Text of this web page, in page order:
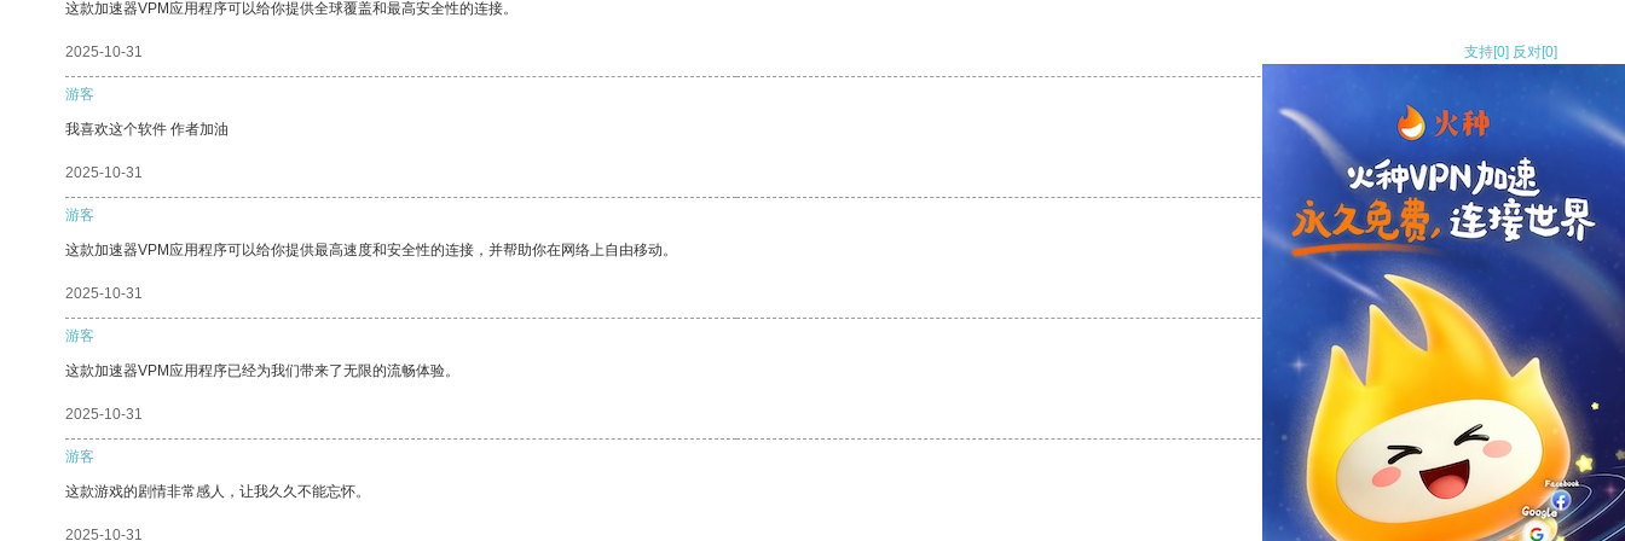
这款加速器VPM应用程序可以给你提供全球覆盖和最高安全性的连接。
2025-10-31 支持[0] 反对[0]
游客
我喜欢这个软件 作者加油
2025-10-31 支持[0] 反对
游客
这款加速器VPM应用程序可以给你提供最高速度和安全性的连接，并帮助你在网络上自由移动。
2025-10-31 支持
游客
这款加速器VPM应用程序已经为我们带来了无限的流畅体验。
2025-10-31 反对 [0]
游客
这款游戏的剧情非常感人，让我久久不能忘怀。
2025-10-31 支持[0] 反对[0]